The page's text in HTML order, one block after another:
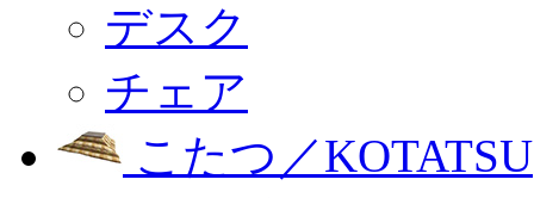
デスク
チェア
こたつ／KOTATSU